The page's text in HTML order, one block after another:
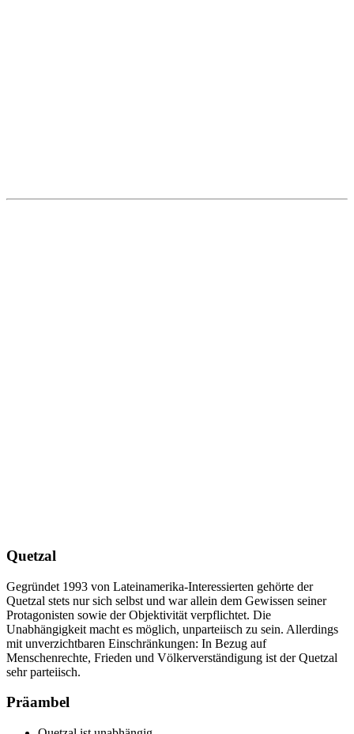
Quetzal
Gegründet 1993 von Lateinamerika-Interessierten gehörte der
Quetzal stets nur sich selbst und war allein dem Gewissen seiner
Protagonisten sowie der Objektivität verpflichtet. Die
Unabhängigkeit macht es möglich, unparteiisch zu sein. Allerdings
mit unverzichtbaren Einschränkungen: In Bezug auf
Menschenrechte, Frieden und Völkerverständigung ist der Quetzal
sehr parteiisch.
Präambel